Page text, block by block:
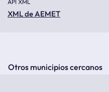
API XML
XML de AEMET
Otros municipios cercanos